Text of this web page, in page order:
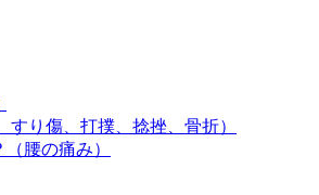
すり傷、打撲、捻挫、骨折）
腰の痛み）